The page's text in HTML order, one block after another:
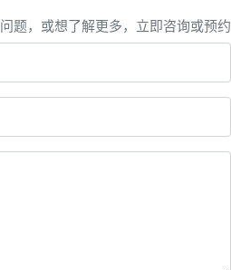
题，或想了解更多，立即咨询或预约